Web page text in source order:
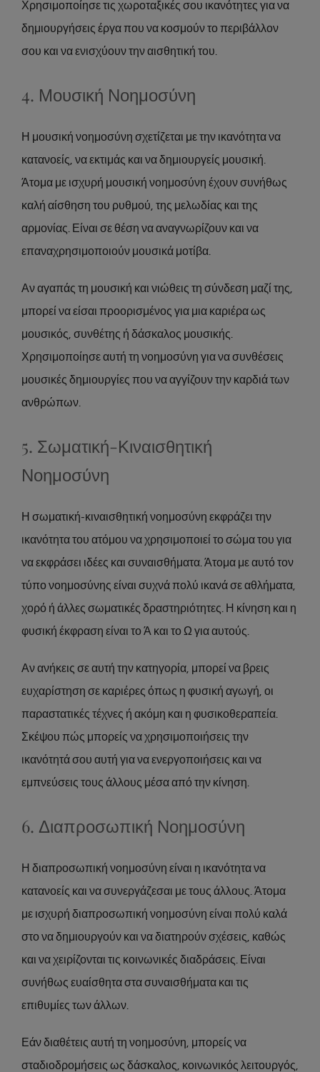
Χρησιμοποίησε τις χωροταξικές σου ικανότητες για να
δημιουργήσεις έργα που να κοσμούν το περιβάλλον
σου και να ενισχύουν την αισθητική του.
4. Μουσική Νοημοσύνη
Η μουσική νοημοσύνη σχετίζεται με την ικανότητα να
κατανοείς, να εκτιμάς και να δημιουργείς μουσική.
Άτομα με ισχυρή μουσική νοημοσύνη έχουν συνήθως
καλή αίσθηση του ρυθμού, της μελωδίας και της
αρμονίας. Είναι σε θέση να αναγνωρίζουν και να
επαναχρησιμοποιούν μουσικά μοτίβα.
Αν αγαπάς τη μουσική και νιώθεις τη σύνδεση μαζί της,
μπορεί να είσαι προορισμένος για μια καριέρα ως
μουσικός, συνθέτης ή δάσκαλος μουσικής.
Χρησιμοποίησε αυτή τη νοημοσύνη για να συνθέσεις
μουσικές δημιουργίες που να αγγίζουν την καρδιά των
ανθρώπων.
5. Σωματική-Κιναισθητική
Νοημοσύνη
Η σωματική-κιναισθητική νοημοσύνη εκφράζει την
ικανότητα του ατόμου να χρησιμοποιεί το σώμα του για
να εκφράσει ιδέες και συναισθήματα. Άτομα με αυτό τον
τύπο νοημοσύνης είναι συχνά πολύ ικανά σε αθλήματα,
χορό ή άλλες σωματικές δραστηριότητες. Η κίνηση και η
φυσική έκφραση είναι το Ά και το Ω για αυτούς.
Αν ανήκεις σε αυτή την κατηγορία, μπορεί να βρεις
ευχαρίστηση σε καριέρες όπως η φυσική αγωγή, οι
παραστατικές τέχνες ή ακόμη και η φυσικοθεραπεία.
Σκέψου πώς μπορείς να χρησιμοποιήσεις την
ικανότητά σου αυτή για να ενεργοποιήσεις και να
εμπνεύσεις τους άλλους μέσα από την κίνηση.
6. Διαπροσωπική Νοημοσύνη
Η διαπροσωπική νοημοσύνη είναι η ικανότητα να
κατανοείς και να συνεργάζεσαι με τους άλλους. Άτομα
με ισχυρή διαπροσωπική νοημοσύνη είναι πολύ καλά
στο να δημιουργούν και να διατηρούν σχέσεις, καθώς
και να χειρίζονται τις κοινωνικές διαδράσεις. Είναι
συνήθως ευαίσθητα στα συναισθήματα και τις
επιθυμίες των άλλων.
Εάν διαθέτεις αυτή τη νοημοσύνη, μπορείς να
σταδιοδρομήσεις ως δάσκαλος, κοινωνικός λειτουργός,